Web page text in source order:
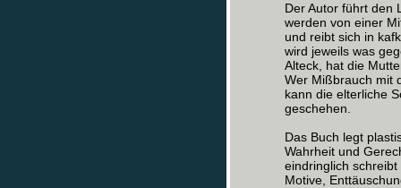
Der Autor führt den
werden von einer
und reibt sich in
wird jeweils was
Alteck, hat die
Wer Mißbrauch mit
kann die elterliche
geschehen.
Das Buch legt
Wahrheit und
eindringlich
Motive,